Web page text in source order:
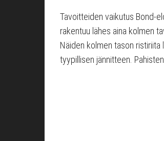
Tavoitteiden vaikutus
rakentuu lähes aina kolmen
Näiden kolmen tason ristiriita
tyypillisen jännitteen.